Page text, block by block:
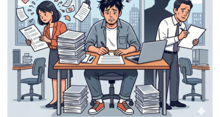
「私も独身に戻りたいな～」子育て中の友人と久しぶり
の再開。無自覚なマウントに思わず帰りたくなった話
TREND（トレンド深堀）
STORY
tend Editorial Team
中国がレアアースの新規契約停止を日本企業に伝達。ハ
イテク産業の生命線が絶たれる危機に「供給網の再構築
が急務」
SNS BUZZ（SNSで話題）
PEOPLE
tend Editorial Team